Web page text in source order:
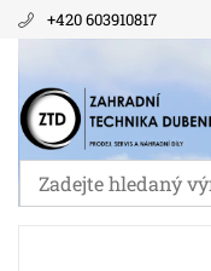
+420 603910817